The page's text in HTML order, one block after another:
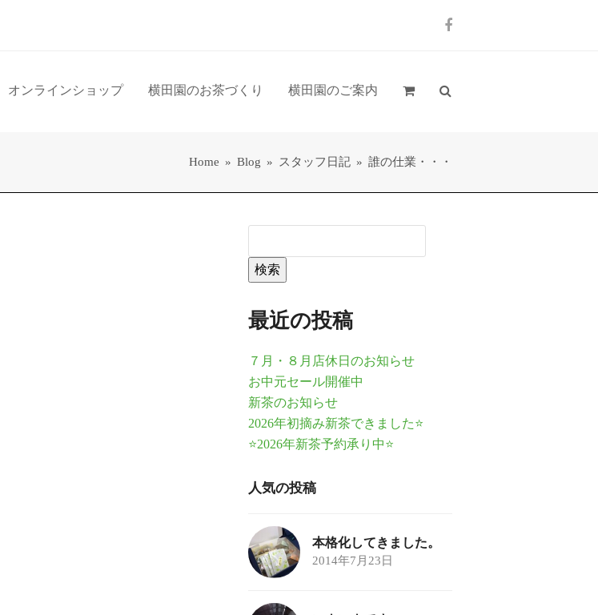
Facebook
オンラインショップ 横田園のお茶づくり 横田園のご案内
Home » Blog » スタッフ日記 » 誰の仕業・・・
検索
最近の投稿
７月・８月店休日のお知らせ
お中元セール開催中
新茶のお知らせ
2026年初摘み新茶できました⭐
⭐2026年新茶予約承り中⭐
人気の投稿
本格化してきました。
2014年7月23日